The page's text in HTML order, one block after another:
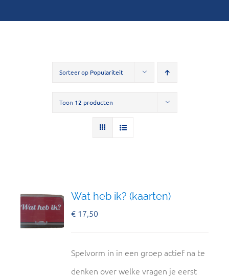
Sorteer op Populariteit
Toon 12 producten
Wat heb ik? (kaarten)
€ 17,50
Spelvorm in in een groep actief na te
denken over welke vragen je eerst